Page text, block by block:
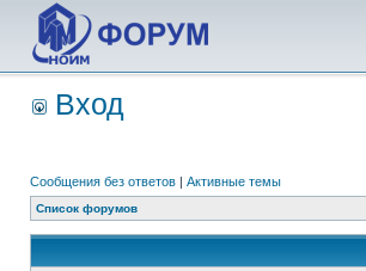
Вход
Сообщения без ответов | Активные темы
Список форумов